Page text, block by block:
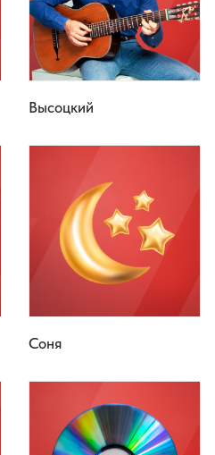
Высоцкий
Соня